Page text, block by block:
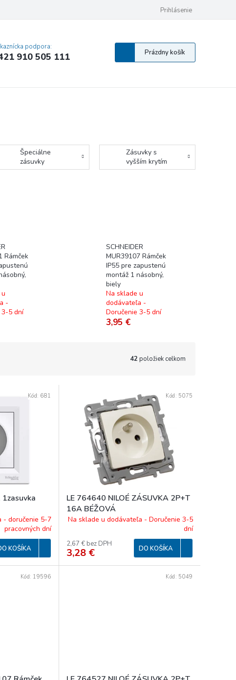
Vyhlásenie o prístupnosti
Prihlásenie
podpora:
910 505 111
Nákupný
košík
Prázdny košík
Špeciálne
zásuvky
Zásuvky s
vyšším krytím
Rámček
-
3-5 dní
SCHNEIDER
MUR39107 Rámček
IP55 pre zapustenú
montáž 1 násobný,
biely
Na sklade u
dodávateľa -
Doručenie 3-5 dní
3,95 €
42 položiek celkom
- doručenie 5-7
pracovných dní
KOŠÍKA
Kód: 681
LE 764640 NILOÉ ZÁSUVKA 2P+T
16A BÉŽOVÁ
Na sklade u dodávateľa - Doručenie 3-5
dní
2,67 € bez DPH
3,28 € DO KOŠÍKA
Kód: 5075
Kód: 19596 Kód: 5049